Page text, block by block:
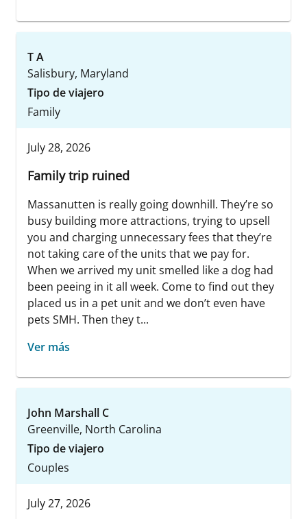
T A
Salisbury, Maryland
Tipo de viajero
Family
July 28, 2026
Family trip ruined
Massanutten is really going downhill. They’re so
busy building more attractions, trying to upsell
you and charging unnecessary fees that they’re
not taking care of the units that we pay for.
When we arrived my unit smelled like a dog had
been peeing in it all week. Come to find out they
placed us in a pet unit and we don’t even have
pets SMH. Then they t...
Ver más
John Marshall C
Greenville, North Carolina
Tipo de viajero
Couples
July 27, 2026